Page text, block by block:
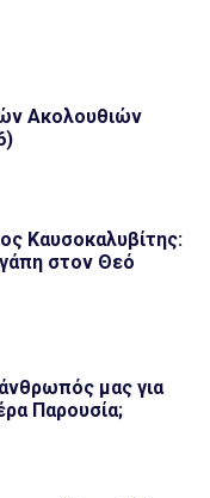
Ακολουθιών
Καυσοκαλυβίτης:
στον Θεό
μας για
Παρουσία;